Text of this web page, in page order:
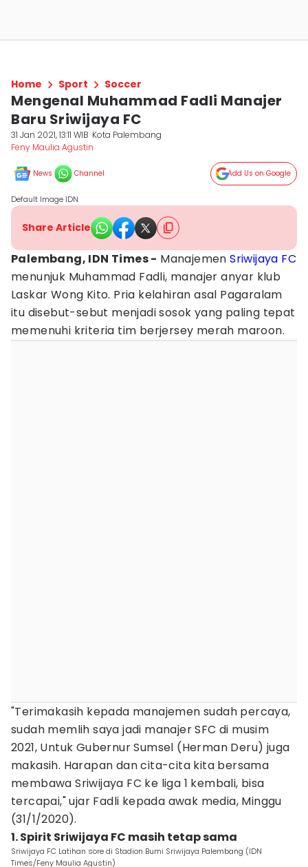
Home Sport Soccer
Mengenal Muhammad Fadli Manajer
Baru Sriwijaya FC
31 Jan 2021, 13:11 WIB Kota Palembang
Feny Maulia Agustin
News Channel Add Us on Google
Default Image IDN
Share Article
Palembang, IDN Times - ManajemenSriwijaya FC
menunjuk Muhammad Fadli, manajer anyar klub
Laskar Wong Kito. Pria kelahiran asal Pagaralam
itu disebut-sebut menjadi sosok yang paling tepat
memenuhi kriteria tim berjersey merah maroon.
"Terimakasih kepada manajemen sudah percaya,
sudah memlih saya jadi manajer SFC di musim
2021, Untuk Gubernur Sumsel (Herman Deru) juga
makasih. Harapan dan cita-cita kita bersama
membawa Sriwijaya FC ke liga 1 kembali, bisa
tercapai," ujar Fadli kepada awak media, Minggu
(31/1/2020).
1. Spirit Sriwijaya FC masih tetap sama
Sriwijaya FC Latihan sore di Stadion Bumi Sriwijaya Palembang (IDN
Times/Feny Maulia Agustin)